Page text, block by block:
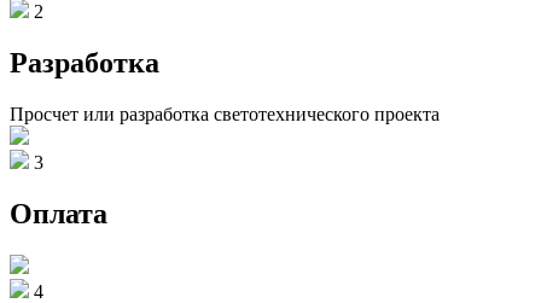
2
Разработка
Просчет или разработка светотехнического проекта
3
Оплата
4